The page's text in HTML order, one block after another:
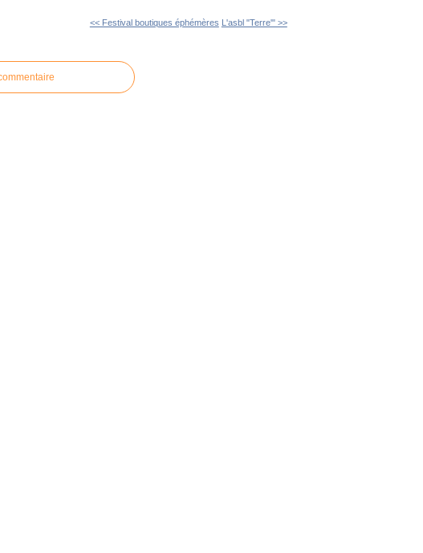
<< Festival boutiques éphémères L'asbl "Terre'" >>